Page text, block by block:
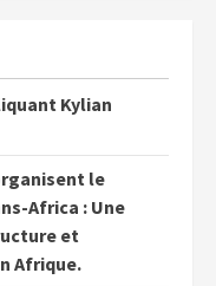
Kylian
le
Africa : Une
et
Afrique.